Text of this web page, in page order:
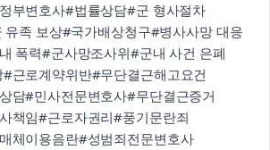
부변호사#법률상담#군 형사절차
유족 보상#국가배상청구#병사사망 대응
폭력#군사망조사위#군내 사건 은폐
#근로계약위반#무단결근해고요건
담#민사전문변호사#무단결근증거
책임#근로자권리#풍기문란죄
체이용음란#성범죄전문변호사